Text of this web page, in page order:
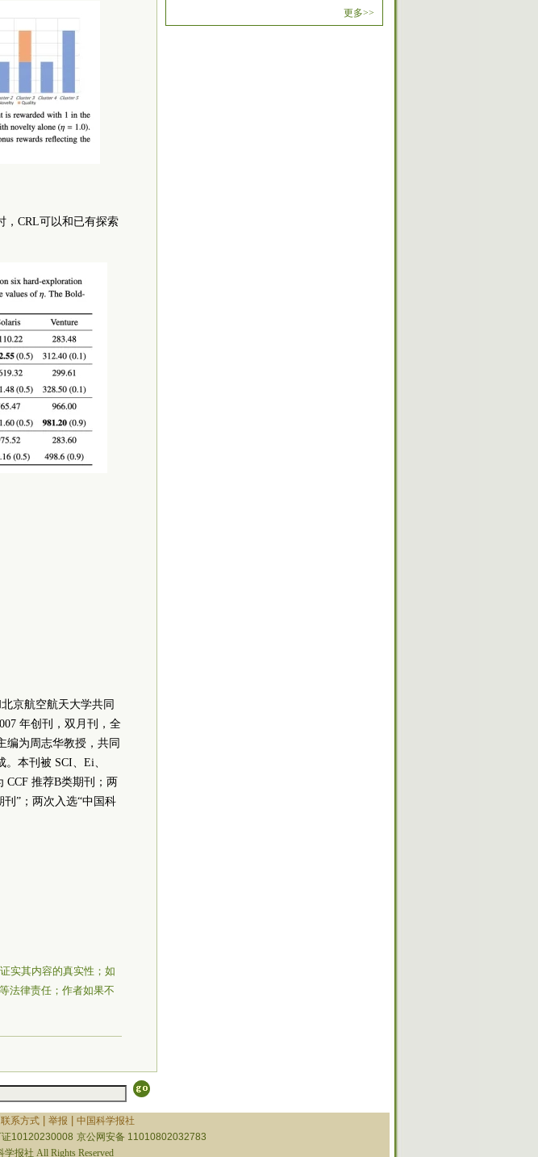
，CRL可以和已有探索
京航空航天大学共同
年创刊，双月刊，全
编为周志华教授，共同
本刊被 SCI、Ei、
CCF 推荐B类期刊；两
”；两次入选“中国科
实其内容的真实性；如
法律责任；作者如果不
更多>>
联系方式| 举报
中国科学报社
10120230008 京公网安备 11010802032783
学报社 All Rights Reserved